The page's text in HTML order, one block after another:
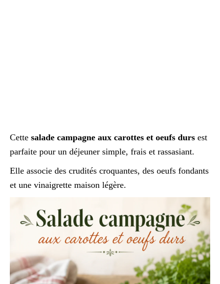
Cette salade campagne aux carottes et oeufs durs est
parfaite pour un déjeuner simple, frais et rassasiant.
Elle associe des crudités croquantes, des oeufs fondants
et une vinaigrette maison légère.